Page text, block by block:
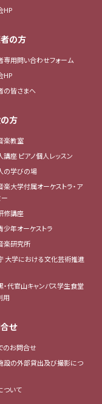
HP
の方
専用問い合わせフォーム
HP
の皆さまへ
方
楽教室
講座 ピアノ個人レッスン
の学びの場
楽大学付属オーケストラ・ア
ー
修講座
少年オーケストラ
楽研究所
大学における文化芸術推進
・代官山キャンパス学生食堂
用
せ
のお問合せ
設の外部貸出及び撮影につ
ついて